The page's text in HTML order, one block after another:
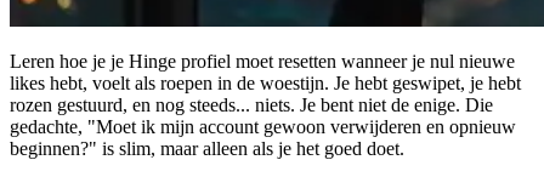
Leren hoe je je Hinge profiel moet resetten wanneer je nul nieuwe
likes hebt, voelt als roepen in de woestijn. Je hebt geswipet, je hebt
rozen gestuurd, en nog steeds... niets. Je bent niet de enige. Die
gedachte, "Moet ik mijn account gewoon verwijderen en opnieuw
beginnen?" is slim, maar alleen als je het goed doet.